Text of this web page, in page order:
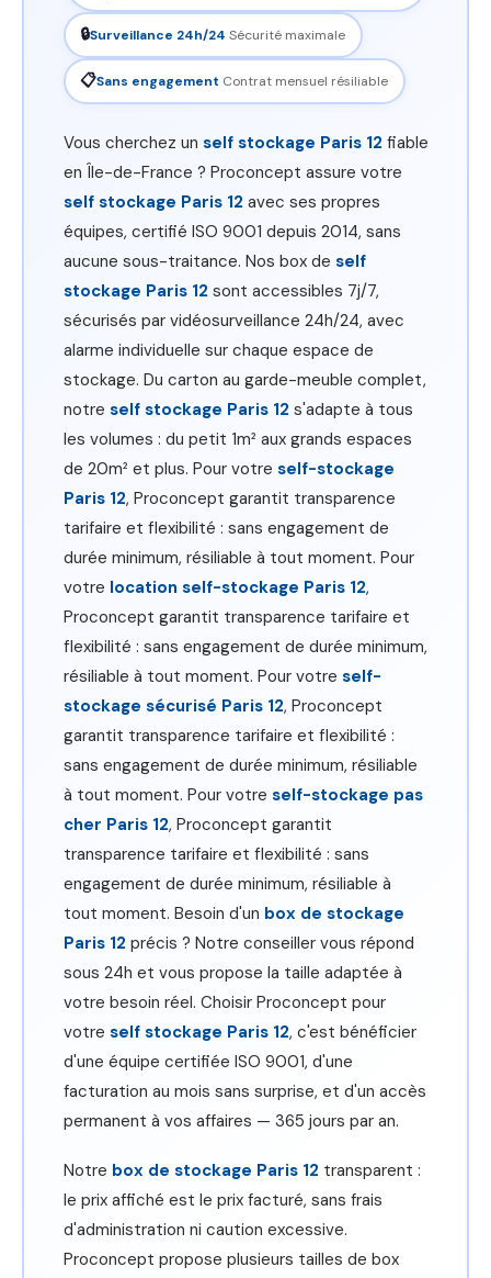
🔒Surveillance 24h/24 Sécurité maximale
📋Sans engagement Contrat mensuel résiliable
Vous cherchez un self stockage Paris 12 fiable
en Île-de-France ? Proconcept assure votre
self stockage Paris 12 avec ses propres
équipes, certifié ISO 9001 depuis 2014, sans
aucune sous-traitance. Nos box de self
stockage Paris 12 sont accessibles 7j/7,
sécurisés par vidéosurveillance 24h/24, avec
alarme individuelle sur chaque espace de
stockage. Du carton au garde-meuble complet,
notre self stockage Paris 12 s'adapte à tous
les volumes : du petit 1m² aux grands espaces
de 20m² et plus. Pour votre self-stockage
Paris 12, Proconcept garantit transparence
tarifaire et flexibilité : sans engagement de
durée minimum, résiliable à tout moment. Pour
votre location self-stockage Paris 12,
Proconcept garantit transparence tarifaire et
flexibilité : sans engagement de durée minimum,
résiliable à tout moment. Pour votre self-
stockage sécurisé Paris 12, Proconcept
garantit transparence tarifaire et flexibilité :
sans engagement de durée minimum, résiliable
à tout moment. Pour votre self-stockage pas
cher Paris 12, Proconcept garantit
transparence tarifaire et flexibilité : sans
engagement de durée minimum, résiliable à
tout moment. Besoin d'un box de stockage
Paris 12 précis ? Notre conseiller vous répond
sous 24h et vous propose la taille adaptée à
votre besoin réel. Choisir Proconcept pour
votre self stockage Paris 12, c'est bénéficier
d'une équipe certifiée ISO 9001, d'une
facturation au mois sans surprise, et d'un accès
permanent à vos affaires — 365 jours par an.
Notre box de stockage Paris 12 transparent :
le prix affiché est le prix facturé, sans frais
d'administration ni caution excessive.
Proconcept propose plusieurs tailles de box